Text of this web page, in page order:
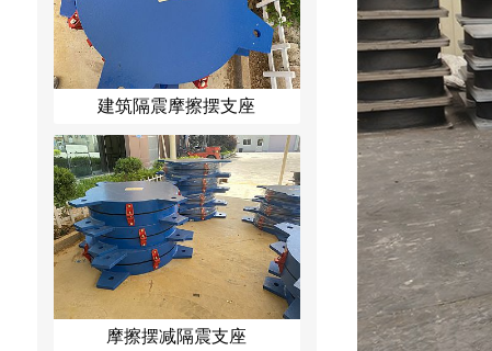
建筑隔震摩擦摆支座
摩擦摆减隔震支座